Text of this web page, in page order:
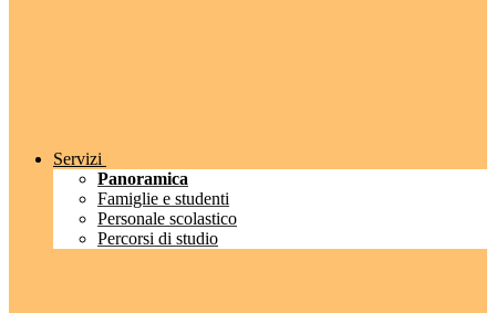
Servizi
Panoramica
Famiglie e studenti
Personale scolastico
Percorsi di studio